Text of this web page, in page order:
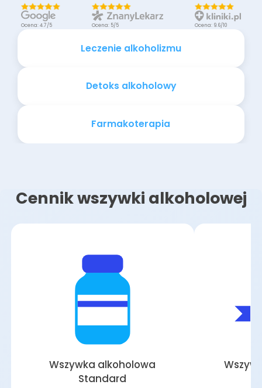
Leczenie alkoholizmu
Detoks alkoholowy
Farmakoterapia
Ocena: 4.7/5 Ocena: 5/5 Ocena: 9.6/10
Cennik wszywki alkoholowej
Wszywka alkoholowa
Standard